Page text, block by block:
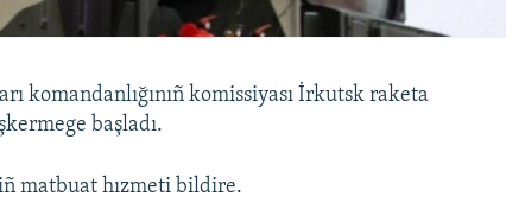
komandanlığınıñ komissiyası İrkutsk raketa
başladı.
matbuat hızmeti bildire.